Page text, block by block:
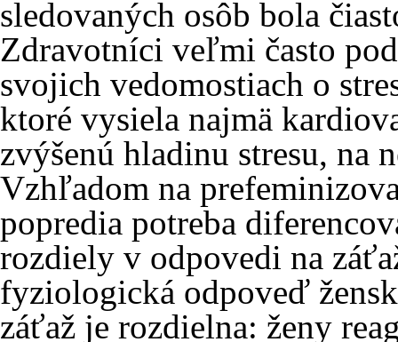
sledovaných osôb bola
Zdravotníci veľmi často
svojich vedomostiach o
ktoré vysiela najmä
zvýšenú hladinu stresu, na
Vzhľadom na
popredia potreba
rozdiely v odpovedi na
fyziologická odpoveď
záťaž je rozdielna: ženy